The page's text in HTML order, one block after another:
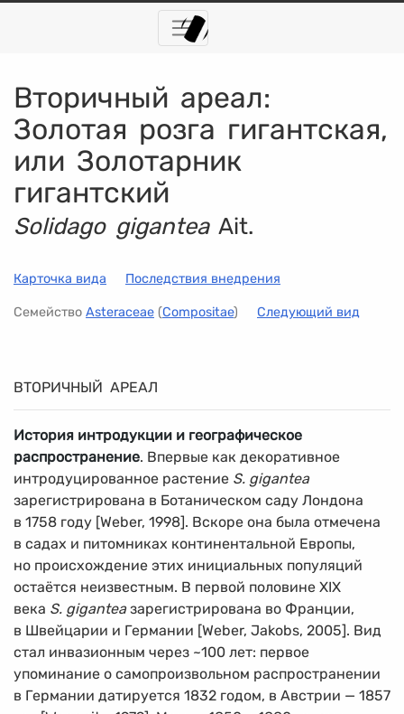
Вторичный ареал:
Золотая розга гигантская,
или Золотарник
гигантский
Solidago giganteaAit.
Карточка вида Последствия внедрения
Семейство Asteraceae (Compositae) Следующий вид
ВТОРИЧНЫЙ АРЕАЛ
История интродукции и географическое
распространение. Впервые как декоративное
интродуцированное растение S. gigantea
зарегистрирована в Ботаническом саду Лондона
в 1758 году [Weber, 1998]. Вскоре она была отмечена
в садах и питомниках континентальной Европы,
но происхождение этих инициальных популяций
остаётся неизвестным. В первой половине XIX
века S. giganteaзарегистрирована во Франции,
в Швейцарии и Германии [Weber, Jakobs, 2005]. Вид
стал инвазионным через ~100 лет: первое
упоминание о самопроизвольном распространении
в Германии датируется 1832 годом, в Австрии — 1857